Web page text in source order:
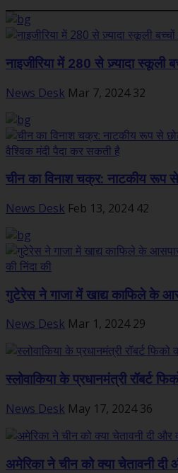
नाइजीरिया में 280 से ज़्यादा स्कूली
News Desk Mar 7, 2024 32
चीन का विनाश चक्र: नाटकीय रूप
News Desk Feb 13, 2024 42
गुटेरेस ने गाजा में खाद्य काफिले के
News Desk Mar 1, 2024 29
स्लोवाकिया के प्रधानमंत्री रॉबर्ट
News Desk May 17, 2024 36
अमेरिका ने चीन को क्या चेतावनी दी